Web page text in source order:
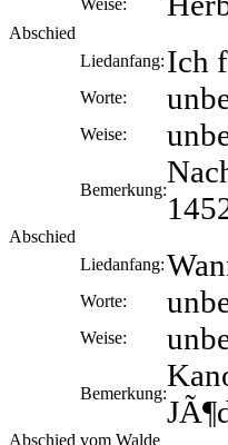
Abschied
Liedanfang: Ich
Worte:
Weise:
Bemerkung:
Abschied
Liedanfang:
Worte:
Weise:
Bemerkung:
Abschied vom Walde